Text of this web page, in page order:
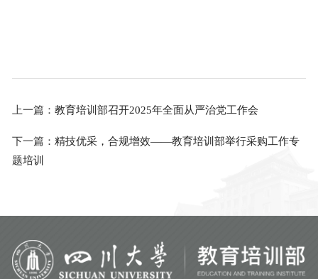
上一篇： 教育培训部召开2025年全面从严治党工作会
下一篇： 精技优采，合规增效——教育培训部举行采购工作专
题培训